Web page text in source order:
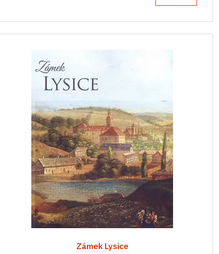
Zámek Lysice